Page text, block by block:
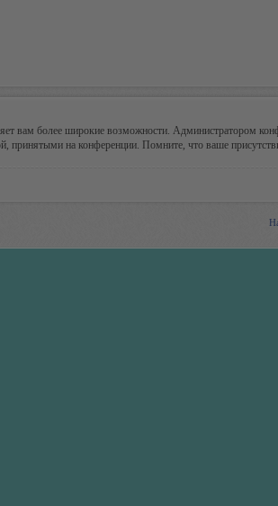
вам более широкие возможности. Администратором
принятыми на конференции. Помните, что ваше